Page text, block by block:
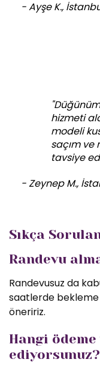
- Ayşe K.,
hizmeti
modeli
saçım ve
tavsiye
- Zeynep M.,
Sıkça
Randevu
Randevusuz da
saatlerde bekleme
öneririz.
Hangi
ediyorsunuz?